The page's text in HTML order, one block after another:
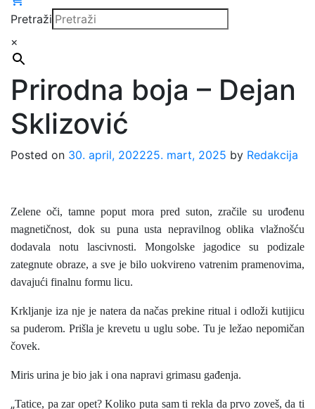
Pretraži
×
Prirodna boja – Dejan
Sklizović
Posted on 30. april, 202225. mart, 2025 by Redakcija
Zelene oči, tamne poput mora pred suton, zračile su urođenu
magnetičnost, dok su puna usta nepravilnog oblika vlažnošću
dodavala notu lascivnosti. Mongolske jagodice su podizale
zategnute obraze, a sve je bilo uokvireno vatrenim pramenovima,
davajući finalnu formu licu.
Krkljanje iza nje je natera da načas prekine ritual i odloži kutijicu
sa puderom. Prišla je krevetu u uglu sobe. Tu je ležao nepomičan
čovek.
Miris urina je bio jak i ona napravi grimasu gađenja.
„Tatice, pa zar opet? Koliko puta sam ti rekla da prvo zoveš, da ti